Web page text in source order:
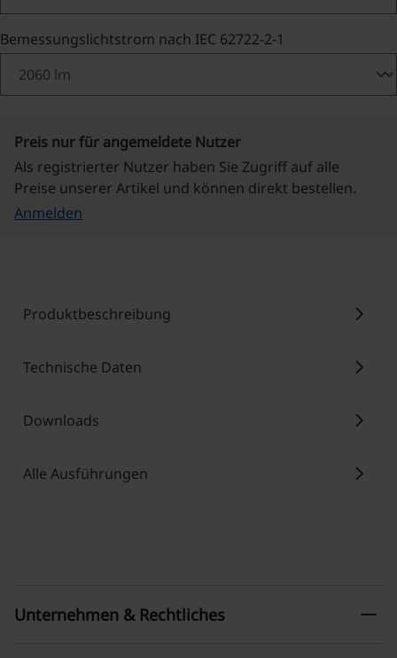
Bemessungslichtstrom nach IEC 62722-2-1
Preis nur für angemeldete Nutzer
Als registrierter Nutzer haben Sie Zugriff auf alle
Preise unserer Artikel und können direkt bestellen.
Anmelden
Produktbeschreibung chevron_right
Technische Daten chevron_right
Downloads chevron_right
Alle Ausführungen chevron_right
Unternehmen & Rechtliches remove